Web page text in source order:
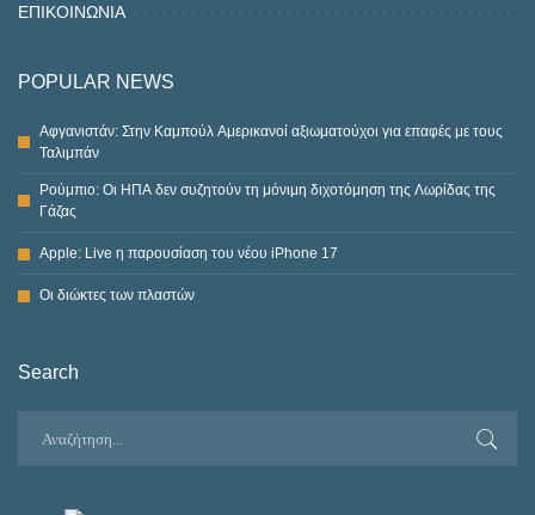
ΕΠΙΚΟΙΝΩΝΙΑ
POPULAR NEWS
Αφγανιστάν: Στην Καμπούλ Αμερικανοί αξιωματούχοι για επαφές με τους
Ταλιμπάν
Ρούμπιο: Οι ΗΠΑ δεν συζητούν τη μόνιμη διχοτόμηση της Λωρίδας της
Γάζας
Apple: Live η παρουσίαση του νέου iPhone 17
Οι διώκτες των πλαστών
Search